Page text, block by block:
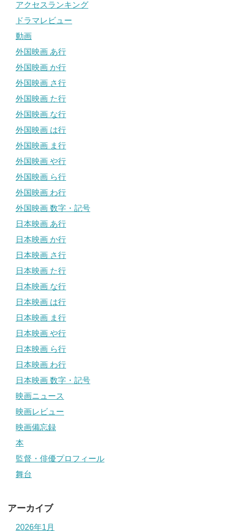
アクセスランキング
ドラマレビュー
動画
外国映画 あ行
外国映画 か行
外国映画 さ行
外国映画 た行
外国映画 な行
外国映画 は行
外国映画 ま行
外国映画 や行
外国映画 ら行
外国映画 わ行
外国映画 数字・記号
日本映画 あ行
日本映画 か行
日本映画 さ行
日本映画 た行
日本映画 な行
日本映画 は行
日本映画 ま行
日本映画 や行
日本映画 ら行
日本映画 わ行
日本映画 数字・記号
映画ニュース
映画レビュー
映画備忘録
本
監督・俳優プロフィール
舞台
アーカイブ
2026年1月